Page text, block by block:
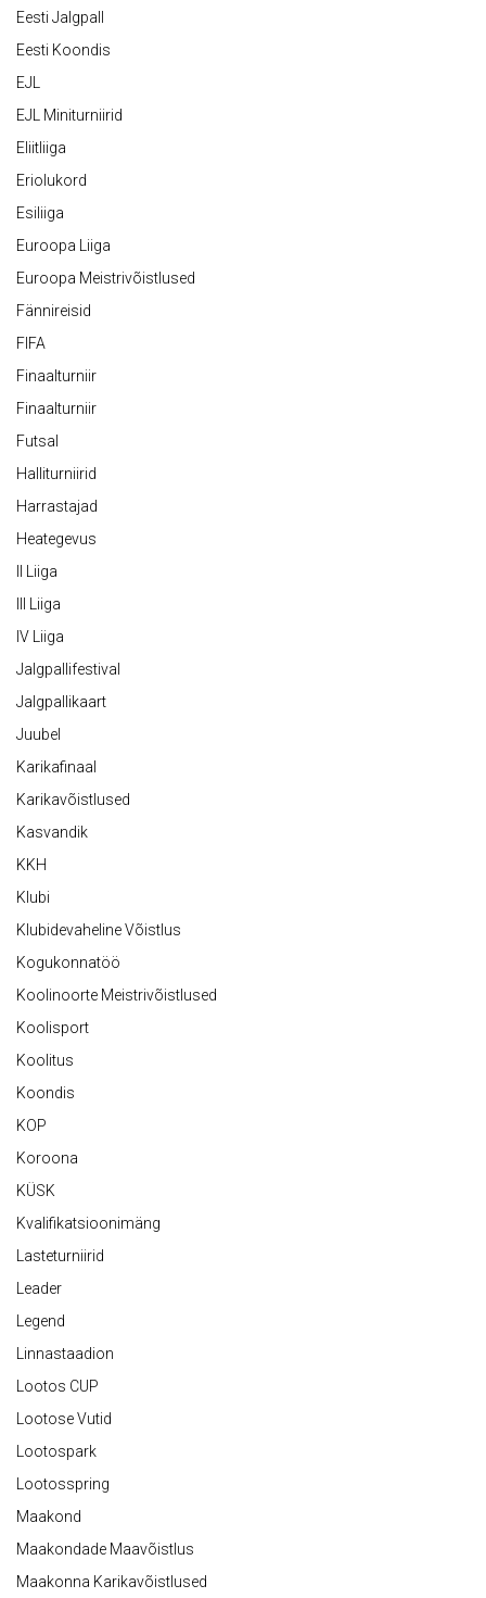
Eesti Jalgpall
Eesti Koondis
EJL
EJL Miniturniirid
Eliitliiga
Eriolukord
Esiliiga
Euroopa Liiga
Euroopa Meistrivõistlused
Fännireisid
FIFA
Finaalturniir
Finaalturniir
Futsal
Halliturniirid
Harrastajad
Heategevus
II Liiga
III Liiga
IV Liiga
Jalgpallifestival
Jalgpallikaart
Juubel
Karikafinaal
Karikavõistlused
Kasvandik
KKH
Klubi
Klubidevaheline Võistlus
Kogukonnatöö
Koolinoorte Meistrivõistlused
Koolisport
Koolitus
Koondis
KOP
Koroona
KÜSK
Kvalifikatsioonimäng
Lasteturniirid
Leader
Legend
Linnastaadion
Lootos CUP
Lootose Vutid
Lootospark
Lootosspring
Maakond
Maakondade Maavõistlus
Maakonna Karikavõistlused